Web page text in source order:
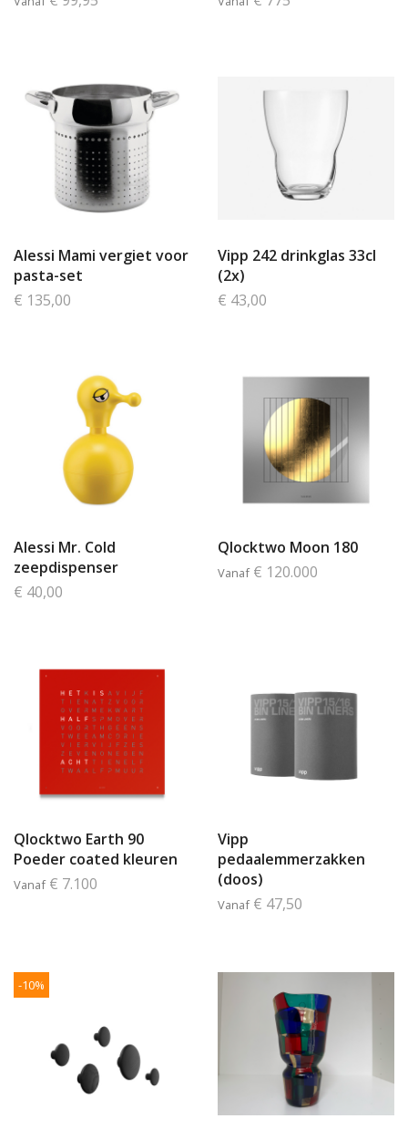
Alessi Mami vergiet voor
pasta-set
€ 135,00
Vipp 242 drinkglas 33cl
(2x)
€ 43,00
Alessi Mr. Cold
zeepdispenser
€ 40,00
Qlocktwo Moon 180
Vanaf € 120.000
Qlocktwo Earth 90
Poeder coated kleuren
Vanaf € 7.100
Vipp
pedaalemmerzakken
(doos)
Vanaf € 47,50
-10%